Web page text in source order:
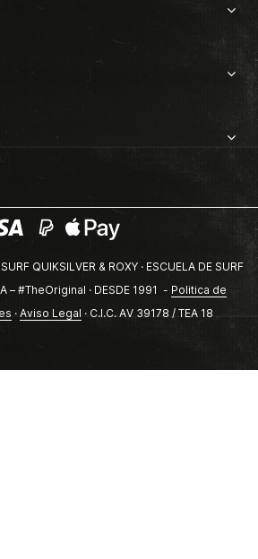
QUIKSILVER & ROXY · ESCUELA DE SURF
– #TheOriginal · DESDE 1991 - Politica de
· Aviso Legal · C.I.C. AV 39178 / TEA 18